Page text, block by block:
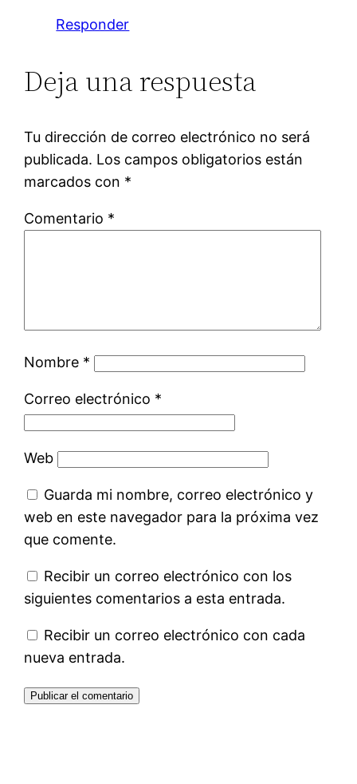
Responder
Deja una respuesta
Tu dirección de correo electrónico no será
publicada. Los campos obligatorios están
marcados con *
Comentario *
Nombre *
Correo electrónico *
Web
Guarda mi nombre, correo electrónico y
web en este navegador para la próxima vez
que comente.
Recibir un correo electrónico con los
siguientes comentarios a esta entrada.
Recibir un correo electrónico con cada
nueva entrada.